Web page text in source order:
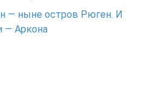
— ныне остров Рюген. И
— Аркона